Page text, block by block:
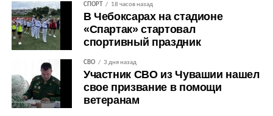
СПОРТ 18 часов назад
В Чебоксарах на стадионе
«Спартак» стартовал
спортивный праздник
СВО 3 дня назад
Участник СВО из Чувашии нашел
свое призвание в помощи
ветеранам